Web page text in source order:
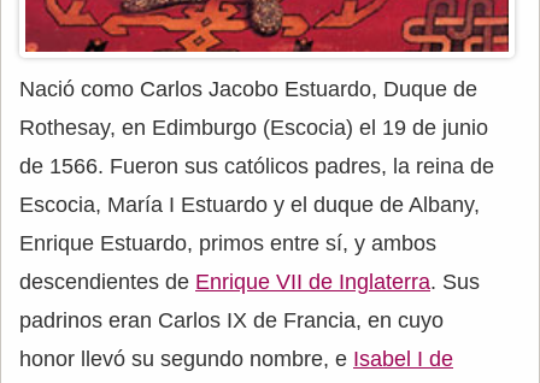
Nació como Carlos Jacobo Estuardo, Duque de
Rothesay, en Edimburgo (Escocia) el 19 de junio
de 1566. Fueron sus católicos padres, la reina de
Escocia, María I Estuardo y el duque de Albany,
Enrique Estuardo, primos entre sí, y ambos
descendientes de Enrique VII de Inglaterra. Sus
padrinos eran Carlos IX de Francia, en cuyo
honor llevó su segundo nombre, e Isabel I de